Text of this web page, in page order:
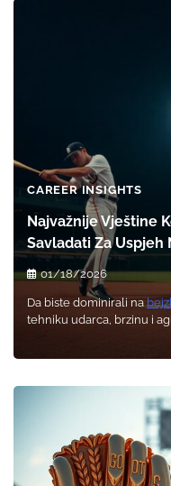
CAREER INSIGHTS
Najvažnije Vještine
Savladati Za Uspjeh
01/18/2026
Da biste dominirali na
tehniku udarca, brzinu i